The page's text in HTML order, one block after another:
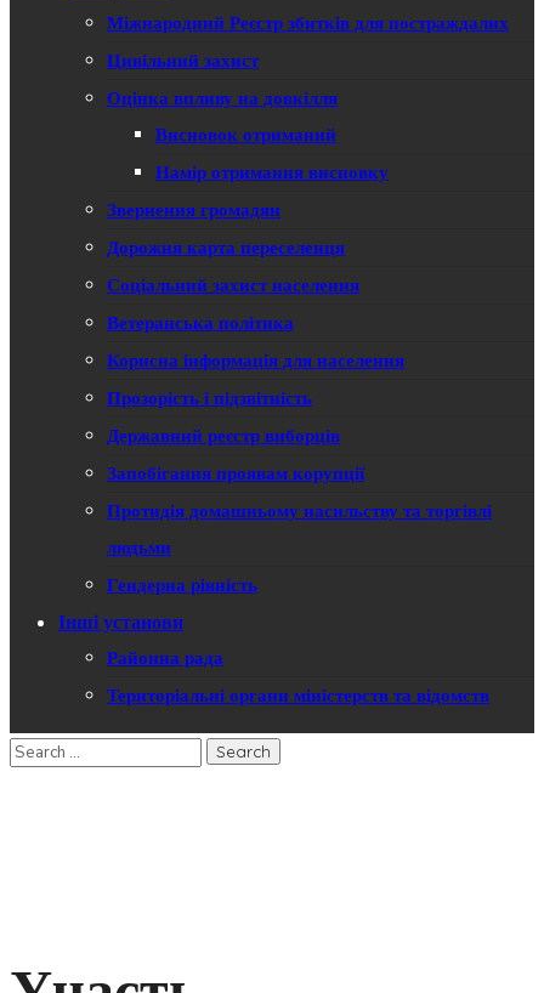
Міжнародний Реєстр збитків для постраждалих
Цивільний захист
Оцінка впливу на довкілля
Висновок отриманий
Намір отримання висновку
Звернення громадян
Дорожня карта переселенця
Соціальний захист населення
Ветеранська політика
Корисна інформація для населення
Прозорість і підзвітність
Державний реєстр виборців
Запобігання проявам корупції
Протидія домашньому насильству та торгівлі
людьми
Гендерна рівність
Інші установи
Районна рада
Територіальні органи міністерств та відомств